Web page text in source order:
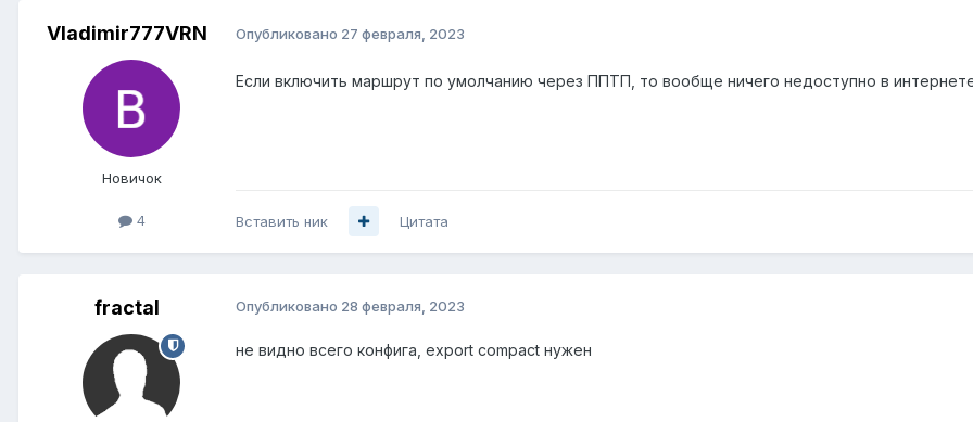
Vladimir777VRN
Новичок
4
Опубликовано 27 февраля, 2023
Если включить маршрут по умолчанию через ППТП, то вообще ничего недоступно в
Вставить ник Цитата
fractal Опубликовано 28 февраля, 2023
не видно всего конфига, export compact нужен